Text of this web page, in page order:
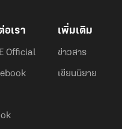
อเรา
Official
เพิ่มเติม
ข่าวสาร
เขียนนิยาย